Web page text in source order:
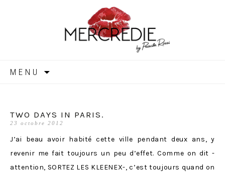
MERCREDIE
MENU
TWO DAYS IN PARIS.
23 octobre 2012
J’ai beau avoir habité cette ville pendant deux ans, y
revenir me fait toujours un peu d’effet. Comme on dit -
attention, SORTEZ LES KLEENEX-, c’est toujours quand on